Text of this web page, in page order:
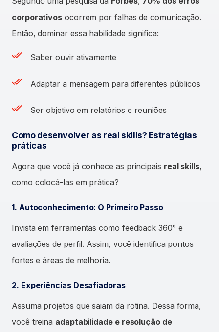
corporativos ocorrem por falhas de comunicação.
Então, dominar essa habilidade significa:
Saber ouvir ativamente
Adaptar a mensagem para diferentes públicos
Ser objetivo em relatórios e reuniões
Como desenvolver as real skills? Estratégias
práticas
Agora que você já conhece as principais real skills,
como colocá-las em prática?
1. Autoconhecimento: O Primeiro Passo
Invista em ferramentas como feedback 360° e
avaliações de perfil. Assim, você identifica pontos
fortes e áreas de melhoria.
2. Experiências Desafiadoras
Assuma projetos que saiam da rotina. Dessa forma,
você treina adaptabilidade e resolução de